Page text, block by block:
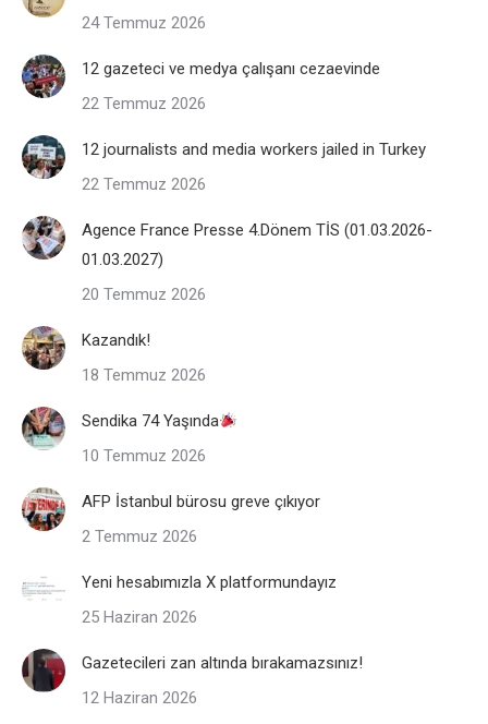
24 Temmuz 2026
12 gazeteci ve medya çalışanı cezaevinde
22 Temmuz 2026
12 journalists and media workers jailed in Turkey
22 Temmuz 2026
Agence France Presse 4.Dönem TİS (01.03.2026-
01.03.2027)
20 Temmuz 2026
Kazandık!
18 Temmuz 2026
Sendika 74 Yaşında
10 Temmuz 2026
AFP İstanbul bürosu greve çıkıyor
2 Temmuz 2026
Yeni hesabımızla X platformundayız
25 Haziran 2026
Gazetecileri zan altında bırakamazsınız!
12 Haziran 2026